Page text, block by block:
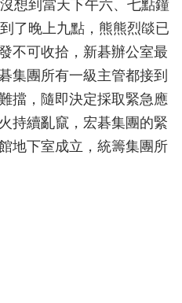
想到當天下午六、七點鐘
了晚上九點，熊熊烈燄已
不可收拾，新碁辦公室最
集團所有一級主管都接到
擋，隨即決定採取緊急應
持續亂竄，宏碁集團的緊
地下室成立，統籌集團所